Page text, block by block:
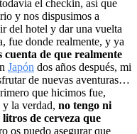
el checkin, así que
y nos dispusimos a
del hotel y dar una vuelta
fue donde realmente, y ya
cuenta de que realmente
Japón dos años después, mi
de nuevas aventuras…
que hicimos fue,
la verdad, no tengo ni
de cerveza que
os puedo asegurar que